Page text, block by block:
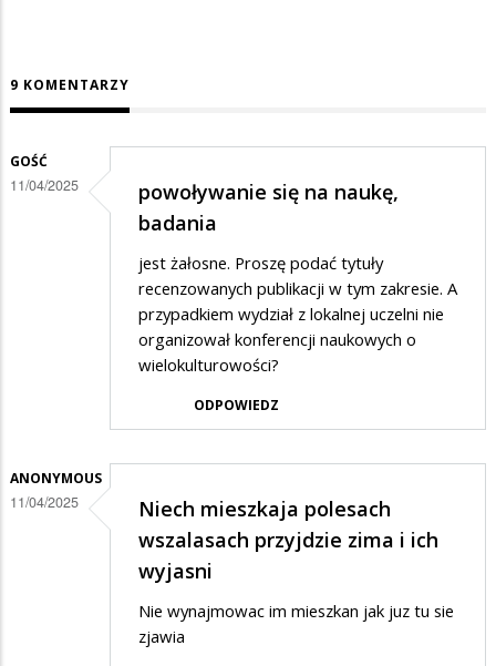
9 KOMENTARZY
GOŚĆ
11/04/2025
powoływanie się na naukę,
badania
jest żałosne. Proszę podać tytuły
recenzowanych publikacji w tym zakresie. A
przypadkiem wydział z lokalnej uczelni nie
organizował konferencji naukowych o
wielokulturowości?
ODPOWIEDZ
ANONYMOUS
11/04/2025
Niech mieszkaja polesach
wszalasach przyjdzie zima i ich
wyjasni
Nie wynajmowac im mieszkan jak juz tu sie
zjawia